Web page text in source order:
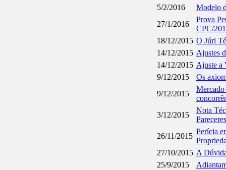
5/2/2016
Modelo
27/1/2016
Prova
CPC/
18/12/2015 O Júri
14/12/2015 Ajustes
14/12/2015 Ajuste a
9/12/2015
Os
9/12/2015
Mercado
3/12/2015
Nota
Pareceres
26/11/2015
Perícia
27/10/2015 A
25/9/2015